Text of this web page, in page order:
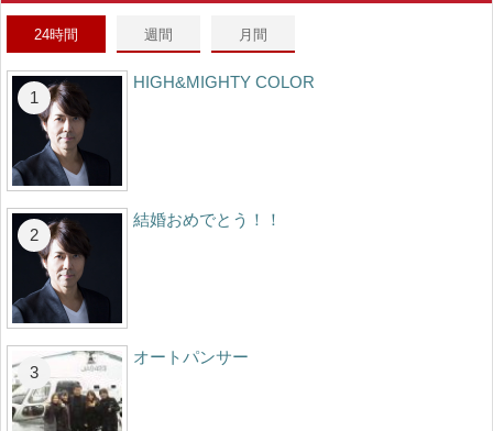
24時間 週間 月間
HIGH&MIGHTY COLOR
結婚おめでとう！！
オートパンサー